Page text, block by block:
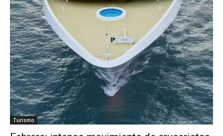
Turismo